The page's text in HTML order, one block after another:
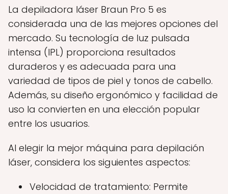
La depiladora láser Braun Pro 5 es
considerada una de las mejores opciones del
mercado. Su tecnología de luz pulsada
intensa (IPL) proporciona resultados
duraderos y es adecuada para una
variedad de tipos de piel y tonos de cabello.
Además, su diseño ergonómico y facilidad de
uso la convierten en una elección popular
entre los usuarios.
Al elegir la mejor máquina para depilación
láser, considera los siguientes aspectos:
Velocidad de tratamiento: Permite